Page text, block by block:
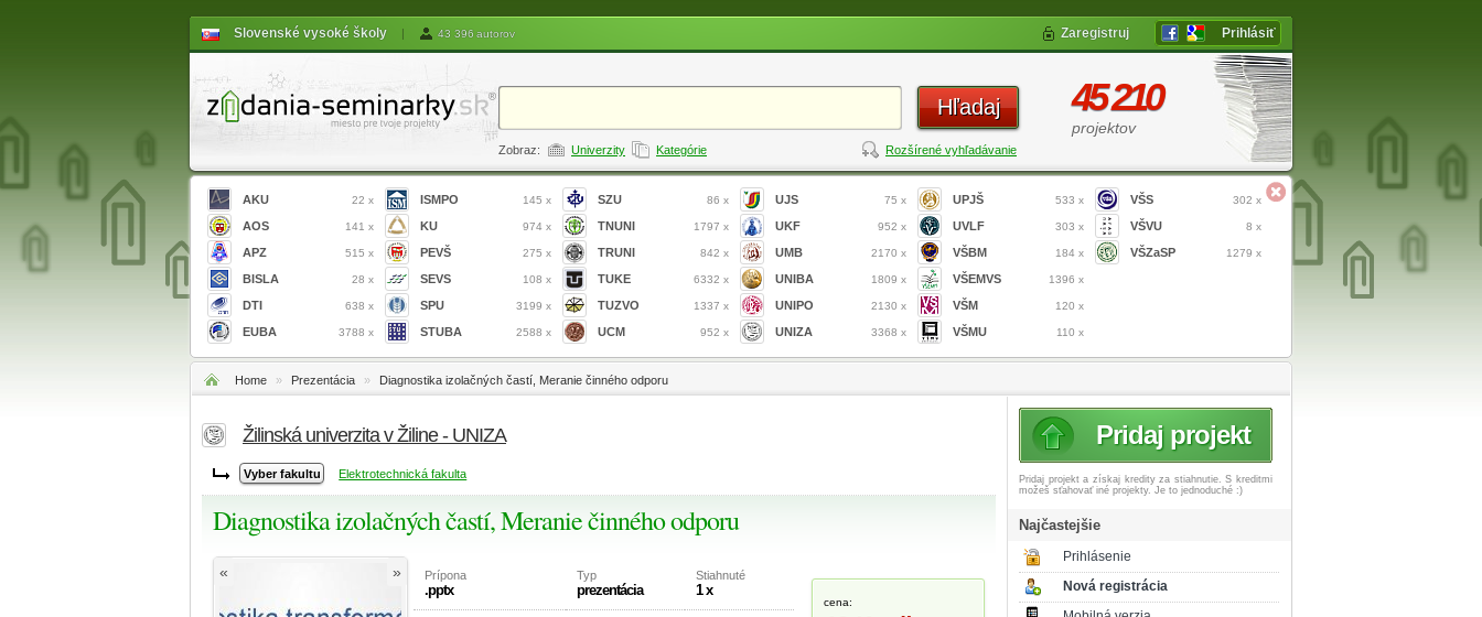
Slovenské vysoké školy | 43 396 autorov Zaregistruj Prihlásiť
Hľadaj
Zobraz: Univerzity Kategórie Rozšírené vyhľadávanie
45 210
projektov
AKU 22 x
AOS 141 x
APZ 515 x
BISLA 28 x
DTI 638 x
EUBA 3788 x
ISMPO 145 x
KU 974 x
PEVŠ 275 x
SEVS 108 x
SPU 3199 x
STUBA 2588 x
SZU 86 x
TNUNI 1797 x
TRUNI 842 x
TUKE 6332 x
TUZVO 1337 x
UCM 952 x
UJS 75 x
UKF 952 x
UMB 2170 x
UNIBA 1809 x
UNIPO 2130 x
UNIZA 3368 x
UPJŠ 533 x
UVLF 303 x
VŠBM 184 x
VŠEMVS 1396 x
VŠM 120 x
VŠMU 110 x
VŠS 302 x
VŠVU 8 x
VŠZaSP 1279 x
Home » Prezentácia » Diagnostika izolačných častí, Meranie činného odporu
Žilinská univerzita v Žiline - UNIZA
Elektrotechnická fakulta
Diagnostika izolačných častí, Meranie činného odporu
« » Prípona
.pptx
Typ
prezentácia
Stiahnuté
1 x
cena:
Pridaj projekt
Pridaj projekt a získaj kredity za stiahnutie. S kreditmi
možeš sťahovať iné projekty. Je to jednoduché :)
Najčastejšie
Prihlásenie
Nová registrácia